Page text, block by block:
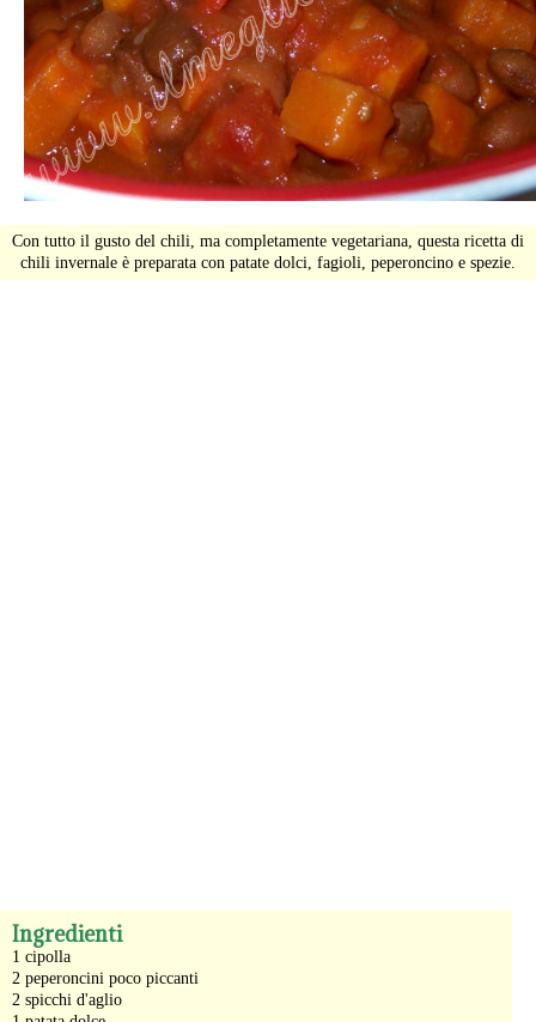
Con tutto il gusto del chili, ma completamente vegetariana, questa ricetta di
chili invernale è preparata con patate dolci, fagioli, peperoncino e spezie.
Ingredienti
1 cipolla
2 peperoncini poco piccanti
2 spicchi d'aglio